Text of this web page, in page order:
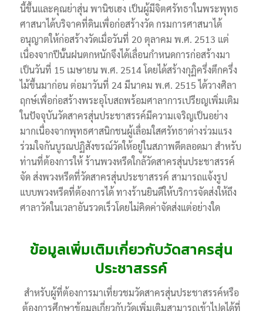
นี้ขึ้นและคุณย่าสุ่น พานิชเฮง เป็นผู้มีจิตศรัทธาในพระพุทธ
ศาสนาได้บริจาคที่ดินเพื่อก่อสร้างวัด กรมการศาสนาได้
อนุญาตให้ก่อสร้างวัดเมื่อวันที่ 20 ตุลาคม พ.ศ. 2513 แต่
เนื่องจากปีนั้นฝนตกหนักจึงได้เลื่อนกำหนดการก่อสร้างมา
เป็นวันที่ 15 เมษายน พ.ศ. 2514 โดยได้สร้างกุฏิครึ่งตึกครึ่ง
ไม้ขึ้นมาก่อน ต่อมาวันที่ 24 มีนาคม พ.ศ. 2515 ได้วางศิลา
ฤกษ์เพื่อก่อสร้างพระอุโบสถพร้อมศาลาการเปรียญเพิ่มเติม
ในปัจจุบันวัดสาครสุ่นประชาสรรค์มีความเจริญเป็นอย่าง
มากเนื่องจากพุทธศาสนิกชนผู้เลื่อมใสศรัทธาต่างร่วมแรง
ร่วมใจกันบูรณปฏิสังขรณ์วัดให้อยู่ในสภาพดีตลอดมา สำหรับ
ท่านที่ต้องการให้ ร้านพวงหรีดใกล้วัดสาครสุ่นประชาสรรค์
จัด ส่งพวงหรีดที่วัดสาครสุ่นประชาสรรค์ สามารถแจ้งรูป
แบบพวงหรีดที่ต้องการได้ ทางร้านยินดีให้บริการจัดส่งให้ถึง
ศาลาวัดในเวลาอันรวดเร็วโดยไม่คิดค่าจัดส่งแต่อย่างใด
ข้อมูลเพิ่มเติมเกี่ยวกับวัดสาครสุ่น
ประชาสรรค์
สำหรับผู้ที่ต้องการมาเที่ยวชมวัดสาครสุ่นประชาสรรค์หรือ
ต้องการศึกษาข้อมูลเกี่ยวกับวัดเพิ่มเติมสามารถเข้าไปดูได้ที่